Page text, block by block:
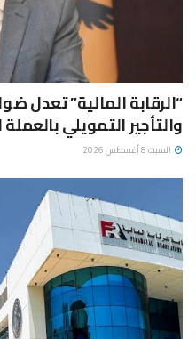
“الرقابة المالية” تعدل
والتأجير التمويلي بالعملة
السبت 8 أغسطس 2026